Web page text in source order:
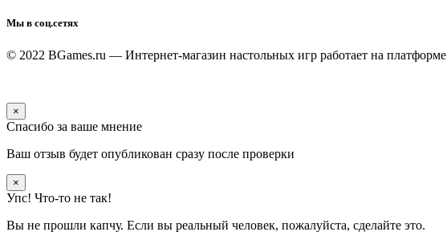
Мы в соц.сетях
© 2022 BGames.ru — Интернет-магазин настольных игр работает на платформе
×
Спасибо за ваше мнение
Ваш отзыв будет опубликован сразу после проверки
×
Упс! Что-то не так!
Вы не прошли капчу. Если вы реальный человек, пожалуйста, сделайте это.